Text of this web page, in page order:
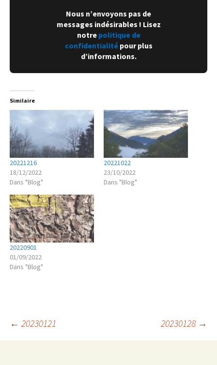
Nous n’envoyons pas de
messages indésirables ! Lisez
notre politique de
confidentialitépour plus
d’informations.
Similaire
20221216
18/12/2022
Dans "Blog"
20221022
23/10/2022
Dans "Blog"
20220901
01/09/2022
Dans "Blog"
Navigation
← 20230121 20230128 →